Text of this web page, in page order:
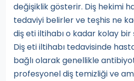
değişiklik gösterir. Diş hekimi
tedaviyi belirler ve teşhis ne
diş eti iltihabı o kadar kolay
Diş eti iltihabı tedavisinde
bağlı olarak genellikle
profesyonel diş temizliği ve